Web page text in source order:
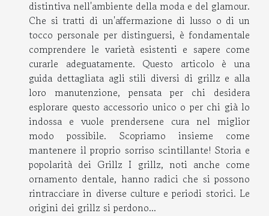
distintiva nell'ambiente della moda e del glamour.
Che si tratti di un'affermazione di lusso o di un
tocco personale per distinguersi, è fondamentale
comprendere le varietà esistenti e sapere come
curarle adeguatamente. Questo articolo è una
guida dettagliata agli stili diversi di grillz e alla
loro manutenzione, pensata per chi desidera
esplorare questo accessorio unico o per chi già lo
indossa e vuole prendersene cura nel miglior
modo possibile. Scopriamo insieme come
mantenere il proprio sorriso scintillante! Storia e
popolarità dei Grillz I grillz, noti anche come
ornamento dentale, hanno radici che si possono
rintracciare in diverse culture e periodi storici. Le
origini dei grillz si perdono...